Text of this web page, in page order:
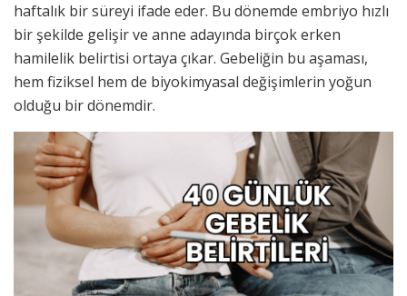
haftalık bir süreyi ifade eder. Bu dönemde embriyo hızlı
bir şekilde gelişir ve anne adayında birçok erken
hamilelik belirtisi ortaya çıkar. Gebeliğin bu aşaması,
hem fiziksel hem de biyokimyasal değişimlerin yoğun
olduğu bir dönemdir.